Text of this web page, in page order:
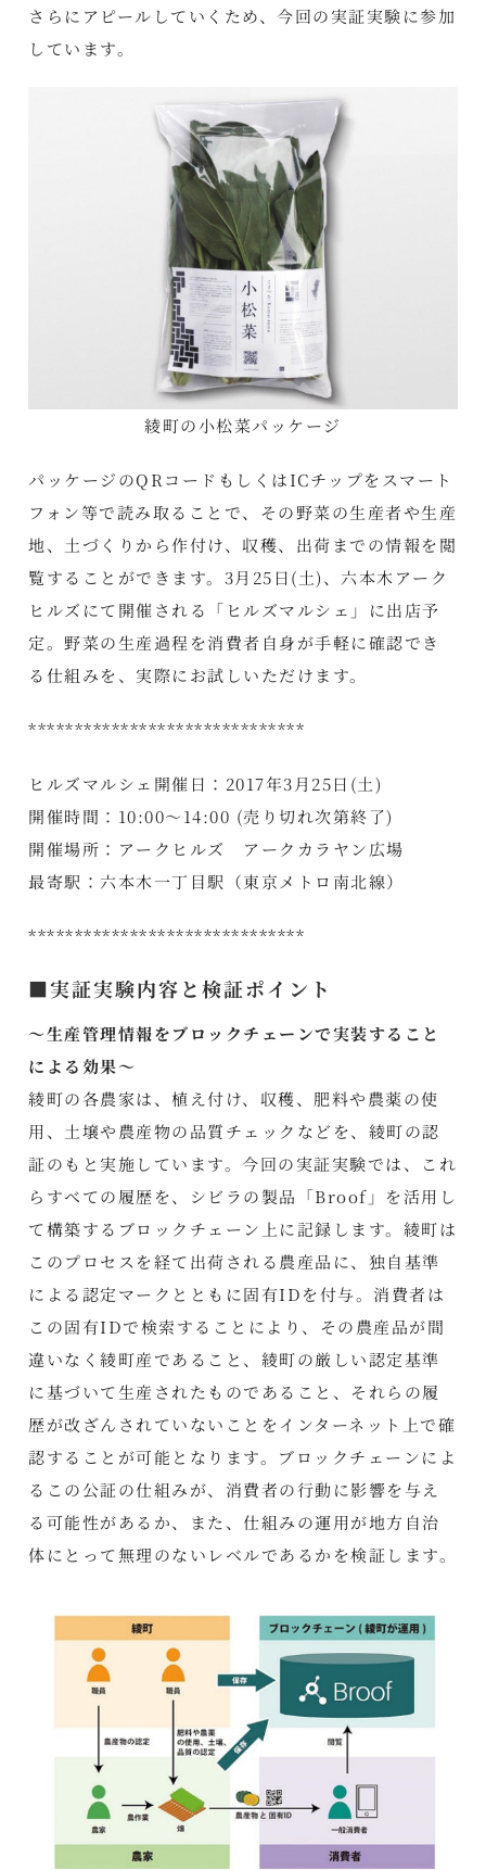
さらにアピールしていくため、今回の実証実験に参加
しています。
綾町の小松菜パッケージ
パッケージのQRコードもしくはICチップをスマート
フォン等で読み取ることで、その野菜の生産者や生産
地、土づくりから作付け、収穫、出荷までの情報を閲
覧することができます。3月25日(土)、六本木アーク
ヒルズにて開催される「ヒルズマルシェ」に出店予
定。野菜の生産過程を消費者自身が手軽に確認でき
る仕組みを、実際にお試しいただけます。
******************************
ヒルズマルシェ開催日：2017年3月25日(土)
開催時間：10:00～14:00 (売り切れ次第終了)
開催場所：アークヒルズ アークカラヤン広場
最寄駅：六本木一丁目駅（東京メトロ南北線）
******************************
■実証実験内容と検証ポイント
～生産管理情報をブロックチェーンで実装すること
による効果～
綾町の各農家は、植え付け、収穫、肥料や農薬の使
用、土壌や農産物の品質チェックなどを、綾町の認
証のもと実施しています。今回の実証実験では、これ
らすべての履歴を、シビラの製品「Broof」を活用し
て構築するブロックチェーン上に記録します。綾町は
このプロセスを経て出荷される農産品に、独自基準
による認定マークとともに固有IDを付与。消費者は
この固有IDで検索することにより、その農産品が間
違いなく綾町産であること、綾町の厳しい認定基準
に基づいて生産されたものであること、それらの履
歴が改ざんされていないことをインターネット上で確
認することが可能となります。ブロックチェーンによ
るこの公証の仕組みが、消費者の行動に影響を与え
る可能性があるか、また、仕組みの運用が地方自治
体にとって無理のないレベルであるかを検証します。